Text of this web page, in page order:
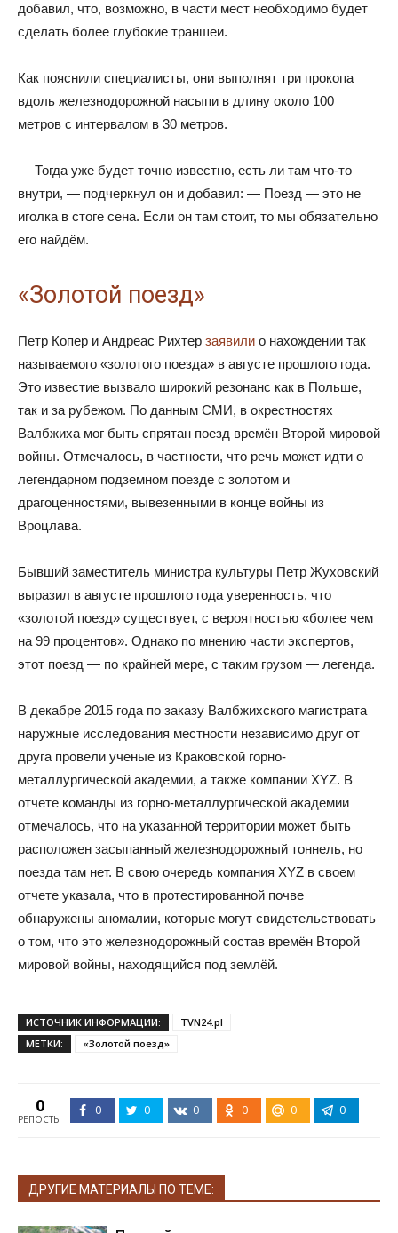
добавил, что, возможно, в части мест необходимо будет
сделать более глубокие траншеи.
Как пояснили специалисты, они выполнят три прокопа
вдоль железнодорожной насыпи в длину около 100
метров с интервалом в 30 метров.
— Тогда уже будет точно известно, есть ли там что-то
внутри, — подчеркнул он и добавил: — Поезд — это не
иголка в стоге сена. Если он там стоит, то мы обязательно
его найдём.
«Золотой поезд»
Петр Копер и Андреас Рихтер заявили о нахождении так
называемого «золотого поезда» в августе прошлого года.
Это известие вызвало широкий резонанс как в Польше,
так и за рубежом. По данным СМИ, в окрестностях
Валбжиха мог быть спрятан поезд времён Второй мировой
войны. Отмечалось, в частности, что речь может идти о
легендарном подземном поезде с золотом и
драгоценностями, вывезенными в конце войны из
Вроцлава.
Бывший заместитель министра культуры Петр Жуховский
выразил в августе прошлого года уверенность, что
«золотой поезд» существует, с вероятностью «более чем
на 99 процентов». Однако по мнению части экспертов,
этот поезд — по крайней мере, с таким грузом — легенда.
В декабре 2015 года по заказу Валбжихского магистрата
наружные исследования местности независимо друг от
друга провели ученые из Краковской горно-
металлургической академии, а также компании XYZ. В
отчете команды из горно-металлургической академии
отмечалось, что на указанной территории может быть
расположен засыпанный железнодорожный тоннель, но
поезда там нет. В свою очередь компания XYZ в своем
отчете указала, что в протестированной почве
обнаружены аномалии, которые могут свидетельствовать
о том, что это железнодорожный состав времён Второй
мировой войны, находящийся под землёй.
ИСТОЧНИК ИНФОРМАЦИИ:
TVN24.pl
МЕТКИ:
«Золотой поезд»
0
РЕПОСТЫ
0 0 0 0 0 0
ДРУГИЕ МАТЕРИАЛЫ ПО ТЕМЕ: